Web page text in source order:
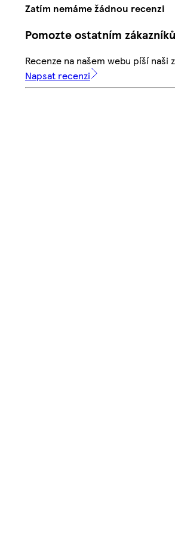
Zatím nemáme žádnou recenzi
Pomozte ostatním
Recenze na našem webu píší
Napsat recenzi